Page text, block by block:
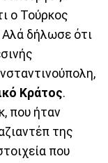
ο Τούρκος
δήλωσε ότι
Κράτος.
που ήταν
της
που